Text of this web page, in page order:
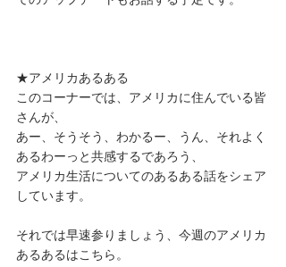
★アメリカあるある
このコーナーでは、アメリカに住んでいる皆
さんが、
あー、そうそう、わかるー、うん、それよく
あるわーっと共感するであろう、
アメリカ生活についてのあるある話をシェア
しています。
それでは早速参りましょう、今週のアメリカ
あるあるはこちら。